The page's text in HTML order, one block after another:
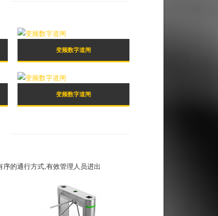
变频数字道闸
变频数字道闸
的通行方式,有效管理人员进出